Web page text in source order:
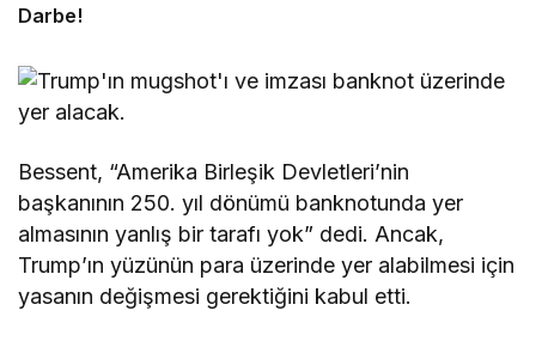
Darbe!
Bessent, “Amerika Birleşik Devletleri’nin
başkanının 250. yıl dönümü banknotunda yer
almasının yanlış bir tarafı yok” dedi. Ancak,
Trump’ın yüzünün para üzerinde yer alabilmesi için
yasanın değişmesi gerektiğini kabul etti.